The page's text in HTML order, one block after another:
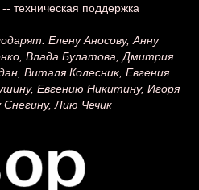
техническая поддержка
Елену Аносову, Анну
Влада Булатова, Дмитрия
Виталя Колесник, Евгения
Евгению Никитину, Игоря
Лию Чечик